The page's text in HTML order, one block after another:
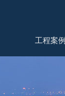
工程案例